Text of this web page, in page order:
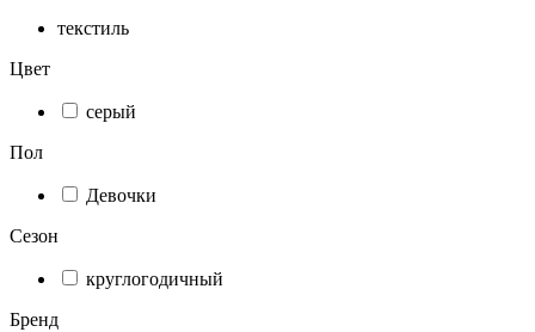
текстиль
Цвет
серый
Пол
Девочки
Сезон
круглогодичный
Бренд